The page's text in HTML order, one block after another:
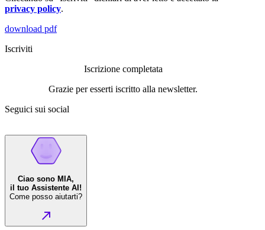
privacy policy.
download pdf
Iscriviti
Iscrizione completata
Grazie per esserti iscritto alla newsletter.
Seguici sui social
Ciao sono MIA,
il tuo Assistente AI!
Come posso aiutarti?